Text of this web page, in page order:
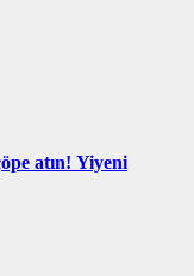
atın! Yiyeni